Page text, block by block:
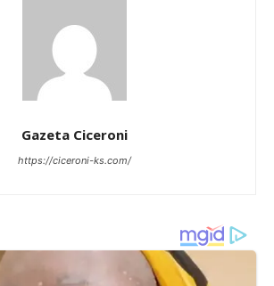
Gazeta Ciceroni
https://ciceroni-ks.com/